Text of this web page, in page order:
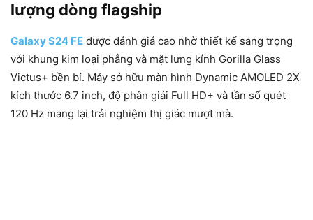
lượng dòng flagship
Galaxy S24 FE được đánh giá cao nhờ thiết kế sang trọng
với khung kim loại phẳng và mặt lưng kính Gorilla Glass
Victus+ bền bỉ. Máy sở hữu màn hình Dynamic AMOLED 2X
kích thước 6.7 inch, độ phân giải Full HD+ và tần số quét
120 Hz mang lại trải nghiệm thị giác mượt mà.